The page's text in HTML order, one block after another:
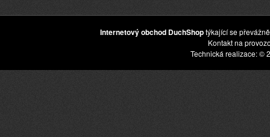
Internetový obchod DuchShoptýkající se
Kontakt na
Technická realizace: ©